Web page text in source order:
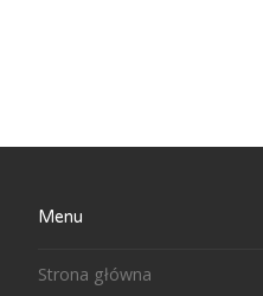
Menu
Strona główna